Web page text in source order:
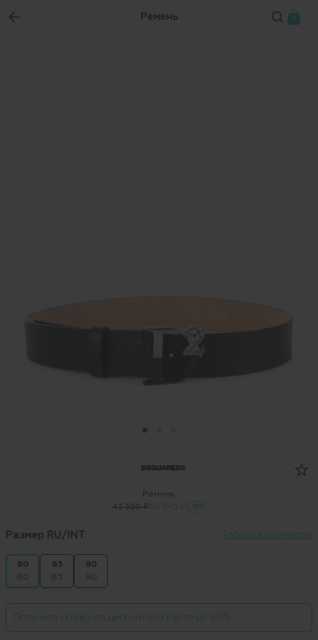
Ремень
Ремень
43 350 ₽30 345 ₽ -30%
Размер RU/INT Таблица размеров
80
80
85
85
90
90
Получите скидку по дисконтной карте до 20%